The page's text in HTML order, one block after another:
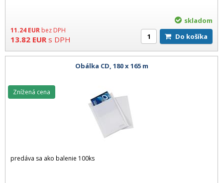
11.24 EUR bez DPH
13.82 EUR s DPH
skladom
Do košíka
Obálka CD, 180 x 165 m
predáva sa ako balenie 100ks
Znížená cena